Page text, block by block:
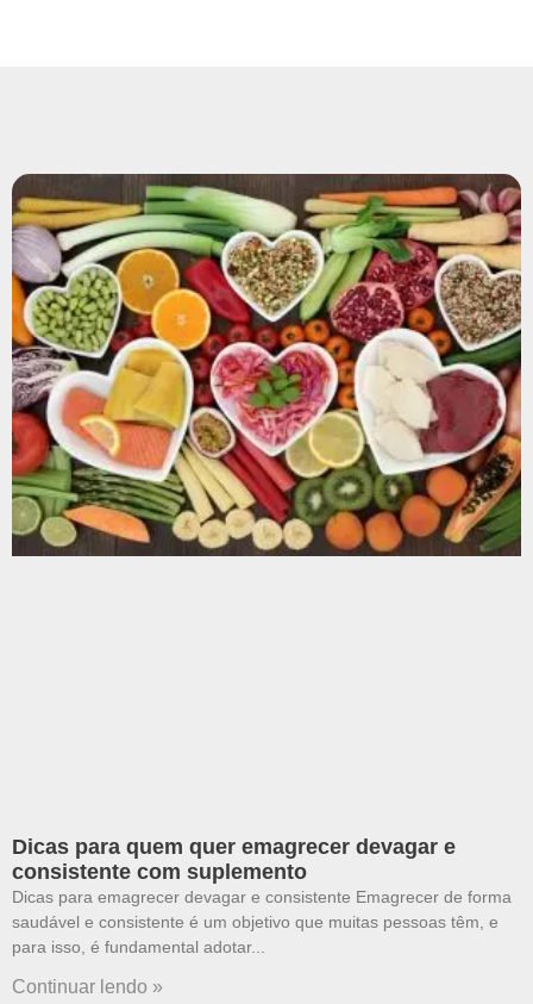
Dicas para quem quer emagrecer devagar e
consistente com suplemento
Dicas para emagrecer devagar e consistente Emagrecer de forma
saudável e consistente é um objetivo que muitas pessoas têm, e
para isso, é fundamental adotar
Continuar lendo »